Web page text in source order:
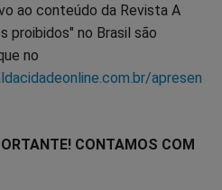
ao conteúdo da Revista A
proibidos" no Brasil são
no
apresen
CONTAMOS COM